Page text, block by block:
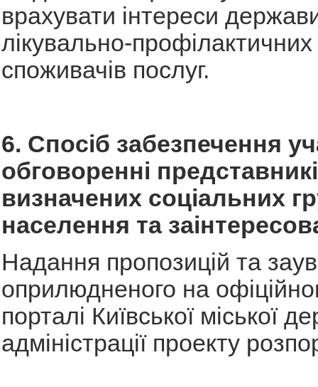
врахувати інтереси
лікувально-профілактичних
споживачів послуг.
6. Спосіб забезпечення
обговоренні
визначених соціальних
населення та
Надання пропозицій та
оприлюдненого на
порталі Київської міської
адміністрації проекту